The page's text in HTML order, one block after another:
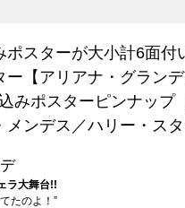
ポスターが大小計6面付
【アリアナ・グランデ
みポスターピンナップ
ンデス／ハリー・スタ
ラ大舞台!!
たのよ！”